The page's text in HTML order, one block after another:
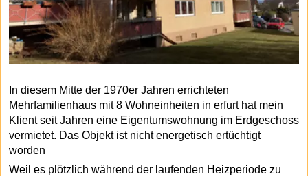
In diesem Mitte der 1970er Jahren errichteten
Mehrfamilienhaus mit 8 Wohneinheiten in erfurt hat mein
Klient seit Jahren eine Eigentumswohnung im Erdgeschoss
vermietet. Das Objekt ist nicht energetisch ertüchtigt
worden
Weil es plötzlich während der laufenden Heizperiode zu